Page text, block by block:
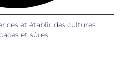
et établir des cultures
et sûres.